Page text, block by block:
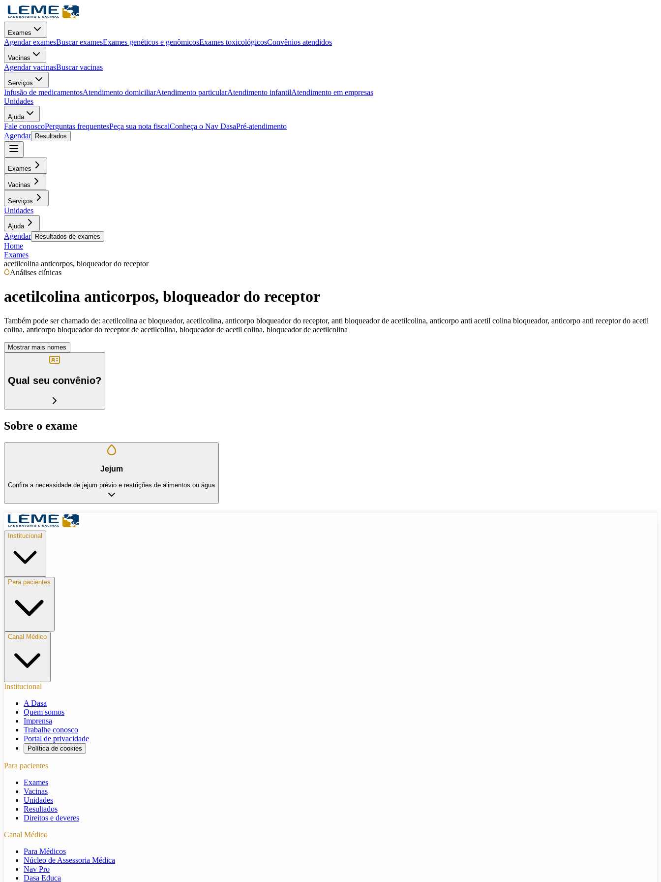
Exames
Agendar examesBuscar examesExames genéticos e genômicosExames toxicológicosConvênios atendidos
Vacinas
Agendar vacinasBuscar vacinas
Serviços
Infusão de medicamentosAtendimento domiciliarAtendimento particularAtendimento infantilAtendimento em empresas
Unidades
Ajuda
Fale conoscoPerguntas frequentesPeça sua nota fiscalConheça o Nav DasaPré-atendimento
Agendar
Resultados
Exames
Vacinas
Serviços
Unidades
Ajuda
Agendar Resultados de exames
Home
Exames
acetilcolina anticorpos, bloqueador do receptor
Análises clínicas
acetilcolina anticorpos, bloqueador do receptor
Também pode ser chamado de: acetilcolina ac bloqueador, acetilcolina, anticorpo bloqueador do receptor, anti bloqueador de acetilcolina, anticorpo anti acetil colina bloqueador, anticorpo anti receptor do acetil
colina, anticorpo bloqueador do receptor de acetilcolina, bloqueador de acetil colina, bloqueador de acetilcolina
Mostrar mais nomes
Qual seu convênio?
Sobre o exame
Jejum
Confira a necessidade de jejum prévio e restrições de alimentos ou água
Institucional
Para pacientes
Canal Médico
Institucional
A Dasa
Quem somos
Imprensa
Trabalhe conosco
Portal de privacidade
Política de cookies
Para pacientes
Exames
Vacinas
Unidades
Resultados
Direitos e deveres
Canal Médico
Para Médicos
Núcleo de Assessoria Médica
Nav Pro
Dasa Educa